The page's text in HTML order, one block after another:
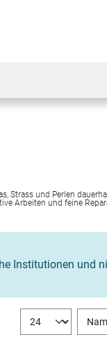
Strass und Perlen
Arbeiten und feine
Institutionen und